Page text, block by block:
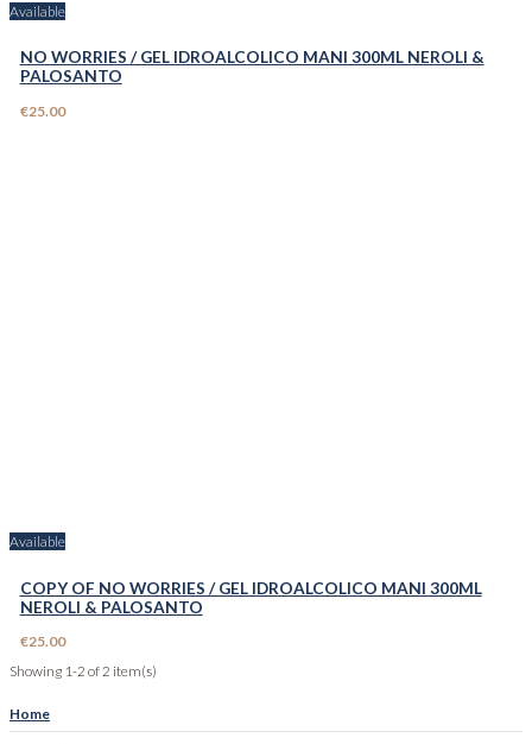
Available
NO WORRIES / GEL IDROALCOLICO MANI 300ML NEROLI &
PALOSANTO
€25.00
Available
COPY OF NO WORRIES / GEL IDROALCOLICO MANI 300ML
NEROLI & PALOSANTO
€25.00
Showing 1-2 of 2 item(s)
Home